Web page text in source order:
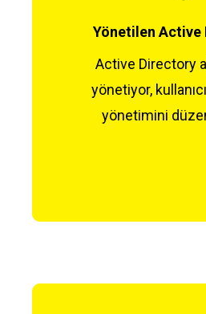
Yönetilen Active
Active Directory
yönetiyor,
yönetimini